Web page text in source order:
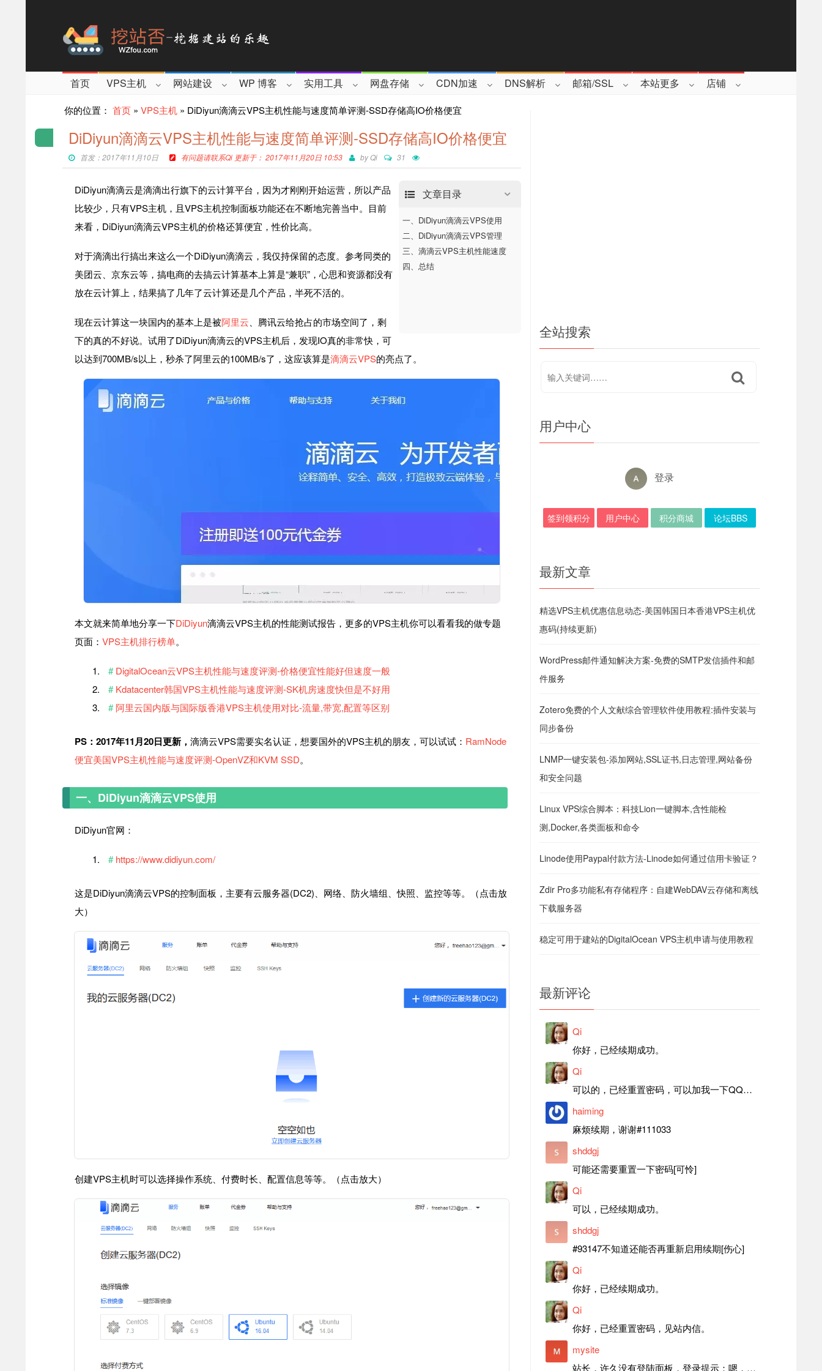
首页 VPS主机 网站建设 WP 博客 实用工具 网盘存储 CDN加速 DNS解析 邮箱/SSL 本站更多 店铺
你的位置： 首页 » VPS主机 » DiDiyun滴滴云VPS主机性能与速度简单评测-SSD存储高IO价格便宜
DiDiyun滴滴云VPS主机性能与速度简单评测-SSD存储高IO价格便宜
首发：2017年11月10日 有问题请联系Qi 更新于： 2017年11月20日 10:53 byQi 31
文章目录
一、DiDiyun滴滴云VPS使用
二、DiDiyun滴滴云VPS管理
三、滴滴云VPS主机性能速度
四、总结
DiDiyun滴滴云是滴滴出行旗下的云计算平台，因为才刚刚开始运营，所以产品
比较少，只有VPS主机，且VPS主机控制面板功能还在不断地完善当中。目前
来看，DiDiyun滴滴云VPS主机的价格还算便宜，性价比高。
对于滴滴出行搞出来这么一个DiDiyun滴滴云，我仅持保留的态度。参考同类的
美团云、京东云等，搞电商的去搞云计算基本上算是“兼职”，心思和资源都没有
放在云计算上，结果搞了几年了云计算还是几个产品，半死不活的。
现在云计算这一块国内的基本上是被阿里云 、腾讯云给抢占的市场空间了，剩
下的真的不好说。试用了DiDiyun滴滴云的VPS主机后，发现IO真的非常快，可
以达到700MB/s以上，秒杀了阿里云的100MB/s了，这应该算是滴滴云VPS的亮点了。
本文就来简单地分享一下DiDiyun滴滴云VPS主机的性能测试报告，更多的VPS主机你可以看看我的做专题
页面： VPS主机排行榜单。
DigitalOcean云VPS主机性能与速度评测-价格便宜性能好但速度一般
Kdatacenter韩国VPS主机性能与速度评测-SK机房速度快但是不好用
阿里云国内版与国际版香港VPS主机使用对比-流量,带宽,配置等区别
PS：2017年11月20日更新， 滴滴云VPS需要实名认证，想要国外的VPS主机的朋友，可以试试： RamNode
便宜美国VPS主机性能与速度评测-OpenVZ和KVM SSD。
一、DiDiyun滴滴云VPS使用
DiDiyun官网：
https://www.didiyun.com/
这是DiDiyun滴滴云VPS的控制面板，主要有云服务器(DC2)、网络、防火墙组、快照、监控等等。（点击放
大）
创建VPS主机时可以选择操作系统、付费时长、配置信息等等。（点击放大）
全站搜索
用户中心
登录
签到领积分 用户中心 积分商城 论坛BBS
最新文章
精选VPS主机优惠信息动态-美国韩国日本香港VPS主机优
惠码(持续更新)
WordPress邮件通知解决方案-免费的SMTP发信插件和邮
件服务
Zotero免费的个人文献综合管理软件使用教程:插件安装与
同步备份
LNMP一键安装包-添加网站,SSL证书,日志管理,网站备份
和安全问题
Linux VPS综合脚本：科技Lion一键脚本,含性能检
测,Docker,各类面板和命令
Linode使用Paypal付款方法-Linode如何通过信用卡验证？
Zdir Pro多功能私有存储程序：自建WebDAV云存储和离线
下载服务器
稳定可用于建站的DigitalOcean VPS主机申请与使用教程
最新评论
Qi
你好，已经续期成功。
Qi
可以的，已经重置密码，可以加我一下QQ，留言后我就发密码给你。
haiming
麻烦续期，谢谢#111033
shddgj
可能还需要重置一下密码[可怜]
Qi
可以，已经续期成功。
shddgj
#93147不知道还能否再重新启用续期[伤心]
Qi
你好，已经续期成功。
Qi
你好，已经重置密码，见站内信。
mysite
站长，许久没有登陆面板，登录提示：嗯，登录详细信息似乎不正确。请重试。 网站还可以正常使用。如果是密码问题请帮忙重置一下密码。谢谢。订单号：97790，账号：aa20210950。 站长，提交了工单，你回复续期成功，不过我的问题是面部登陆信息有问题，一直是初始密码，现在无法登陆，有时间麻烦排查一下。